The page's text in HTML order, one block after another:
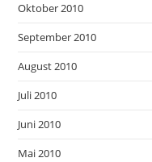
Oktober 2010
September 2010
August 2010
Juli 2010
Juni 2010
Mai 2010